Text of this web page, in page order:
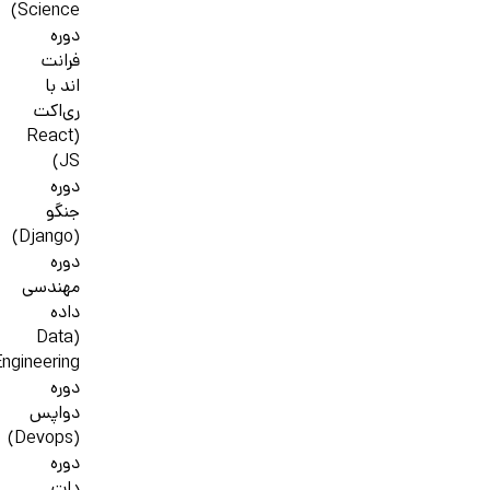
Science)
دوره
فرانت
اند با
ری‌اکت
(React
JS)
دوره
جنگو
(Django)
دوره
مهندسی
داده
(Data
دوره
دواپس
(Devops)
دوره